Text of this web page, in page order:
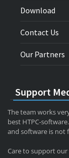
Download
Contact Us
Our Partners
Support
The team works
best HTPC-
and software is not
Care to support our